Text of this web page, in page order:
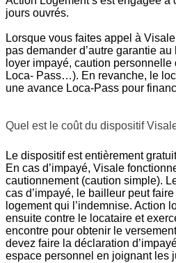
jours ouvrés.
Lorsque vous faites appel à
pas demander d’autre garantie
loyer impayé, caution personnelle
Loca- Pass…). En revanche, le
une avance Loca-Pass pour
Quel est le coût du dispositif
Le dispositif est entièrement
En cas d’impayé, Visale
cautionnement (caution simple).
cas d’impayé, le bailleur peut
logement qui l’indemnise. Action
ensuite contre le locataire et
encontre pour obtenir le
devez faire la déclaration
espace personnel en joignant les